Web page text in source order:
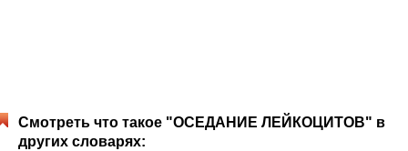
Смотреть что такое "ОСЕДАНИЕ ЛЕЙКОЦИТОВ" в
других словарях: